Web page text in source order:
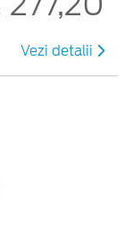
Vezi detalii